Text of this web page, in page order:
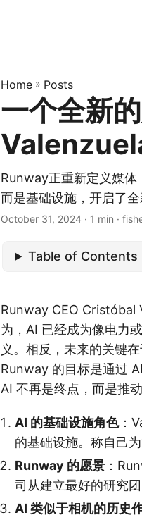
Home » Posts
一个全新
Runway正重新定义媒体
而是基础设施，开启了全
October 31, 2024 · 1 min ·
Table of Contents
Runway CEO Cristóbal
为，AI 已经成为像电力
义。相反，未来的关键
Runway 的目标是通过
AI 不再是终点，而是推
AI 的基础设施角色：
的基础设施。称自己
Runway 的愿景 ：
司从建立最好的研究
AI 类似于相机的历史